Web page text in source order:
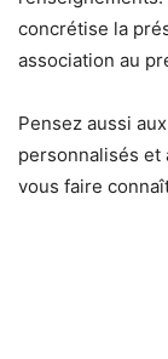
concrétise la
association au
Pensez aussi
personnalisés et
vous faire